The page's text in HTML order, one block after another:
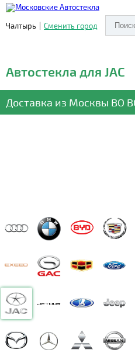
Чалтырь | Сменить город
Автостекла для JAC
Доставка из Москвы ВО